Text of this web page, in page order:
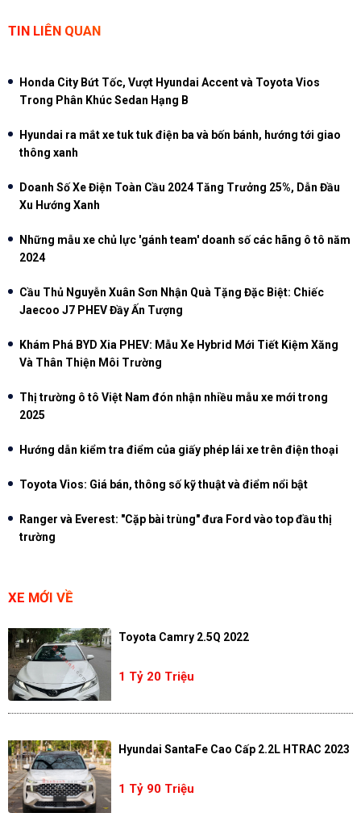
TIN LIÊN QUAN
Honda City Bứt Tốc, Vượt Hyundai Accent và Toyota Vios
Trong Phân Khúc Sedan Hạng B
Hyundai ra mắt xe tuk tuk điện ba và bốn bánh, hướng tới giao
thông xanh
Doanh Số Xe Điện Toàn Cầu 2024 Tăng Trưởng 25%, Dẫn Đầu
Xu Hướng Xanh
Những mẫu xe chủ lực 'gánh team' doanh số các hãng ô tô năm
2024
Cầu Thủ Nguyễn Xuân Sơn Nhận Quà Tặng Đặc Biệt: Chiếc
Jaecoo J7 PHEV Đầy Ấn Tượng
Khám Phá BYD Xia PHEV: Mẫu Xe Hybrid Mới Tiết Kiệm Xăng
Và Thân Thiện Môi Trường
Thị trường ô tô Việt Nam đón nhận nhiều mẫu xe mới trong
2025
Hướng dẫn kiểm tra điểm của giấy phép lái xe trên điện thoại
Toyota Vios: Giá bán, thông số kỹ thuật và điểm nổi bật
Ranger và Everest: "Cặp bài trùng" đưa Ford vào top đầu thị
trường
XE MỚI VỀ
Toyota Camry 2.5Q 2022
1 Tỷ 20 Triệu
Hyundai SantaFe Cao Cấp 2.2L HTRAC 2023
1 Tỷ 90 Triệu